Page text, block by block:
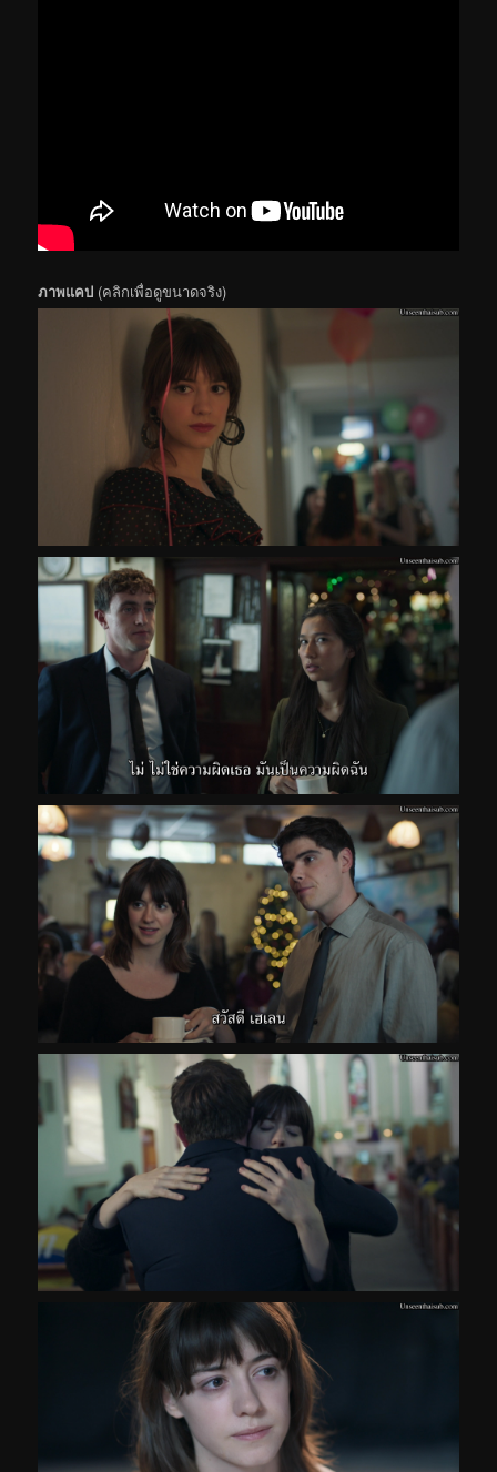
ภาพแคป (คลิกเพื่อดูขนาดจริง)